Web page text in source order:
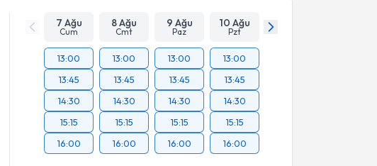
7 Ağu
Cum
8 Ağu
Cmt
9 Ağu
Paz
10 Ağu
Pzt
13:00
13:45
14:30
15:15
16:00
13:00
13:45
14:30
15:15
16:00
13:00
13:45
14:30
15:15
16:00
13:00
13:45
14:30
15:15
16:00